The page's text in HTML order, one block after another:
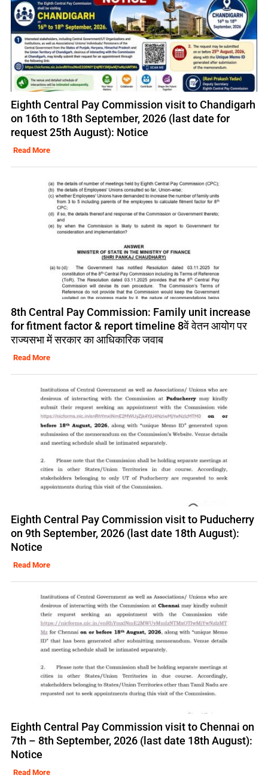
Eighth Central Pay Commission visit to Chandigarh
on 16th to 18th September, 2026 (last date for
request 25th August): Notice
Read More
8th Central Pay Commission: Family unit increase
for fitment factor & report timeline 8वें वेतन आयोग पर
राज्यसभा में सरकार का आधिकारिक जवाब
Read More
Eighth Central Pay Commission visit to Puducherry
on 9th September, 2026 (last date 18th August):
Notice
Read More
Eighth Central Pay Commission visit to Chennai on
7th – 8th September, 2026 (last date 18th August):
Notice
Read More